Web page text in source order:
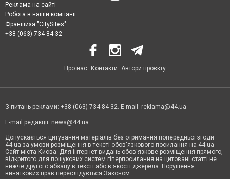
Реклама на сайті
Робота в нашій компанії
Франшиза "CitySites"
+38 (063) 734-84-32
Про нас Контакти Автори проєкту
З питань реклами: +38 (063) 734-84-32. E-mail: reklama@44.ua
E-mail редакції: news@44.ua
Допускається цитування матеріалів без отримання попередньої згоди
44.ua за умови розміщення в тексті обов'язкового посилання на 44.ua -
Сайт міста Києва. Для інтернет-видань обов'язкове розміщення прямого,
відкритого для пошукових систем гіперпосилання на цитовані статті не
нижче другого абзацу в тексті або в якості джерела. Порушення
виняткових прав переслідується Законом.